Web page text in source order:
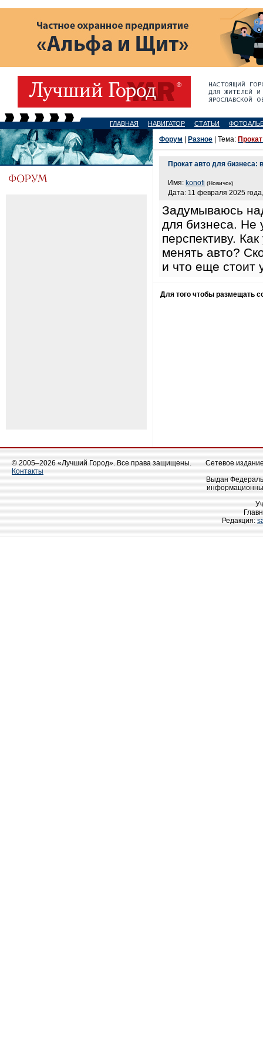
ГЛАВНАЯ НАВИГАТОР СТАТЬИ
Форум Разное | Тема:
Прокат авто для бизнеса:
Имя: konofi (Новичок)
Дата: 11 февраля 2025
Задумываюсь
для бизнеса. Не
перспективу.
менять авто?
и что еще стоит
Для того чтобы размещать
© 2005–2026 «Лучший Город». Все права защищены.
Контакты
Сетевое
Выдан
Редакция: